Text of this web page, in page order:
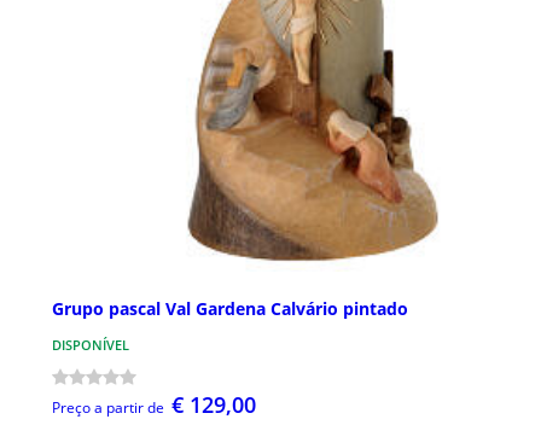
Grupo pascal Val Gardena Calvário pintado
DISPONÍVEL
Preço a partir de € 129,00